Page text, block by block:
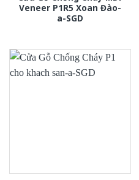
Veneer P1R5 Xoan Đào-
a-SGD